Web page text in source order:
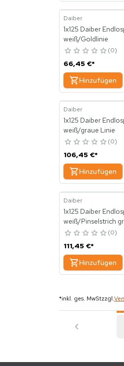
Daiber
1x125 Daiber
weiß/Goldlinie
0
66,45 €*
Hinzufügen
Daiber
1x125 Daiber
weiß/graue Linie
0
106,45 €*
Hinzufügen
Daiber
1x125 Daiber
weiß/Pinselstrich
0
111,45 €*
Hinzufügen
*inkl. ges. MwStzzgl.